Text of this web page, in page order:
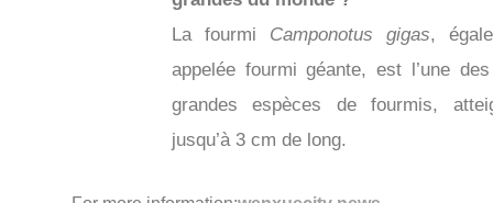
La fourmi Camponotus gigas,
appelée fourmi géante, est l’une
grandes espèces de fourmis,
jusqu’à 3 cm de long.